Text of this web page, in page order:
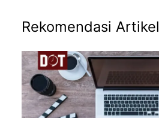
Rekomendasi Artikel